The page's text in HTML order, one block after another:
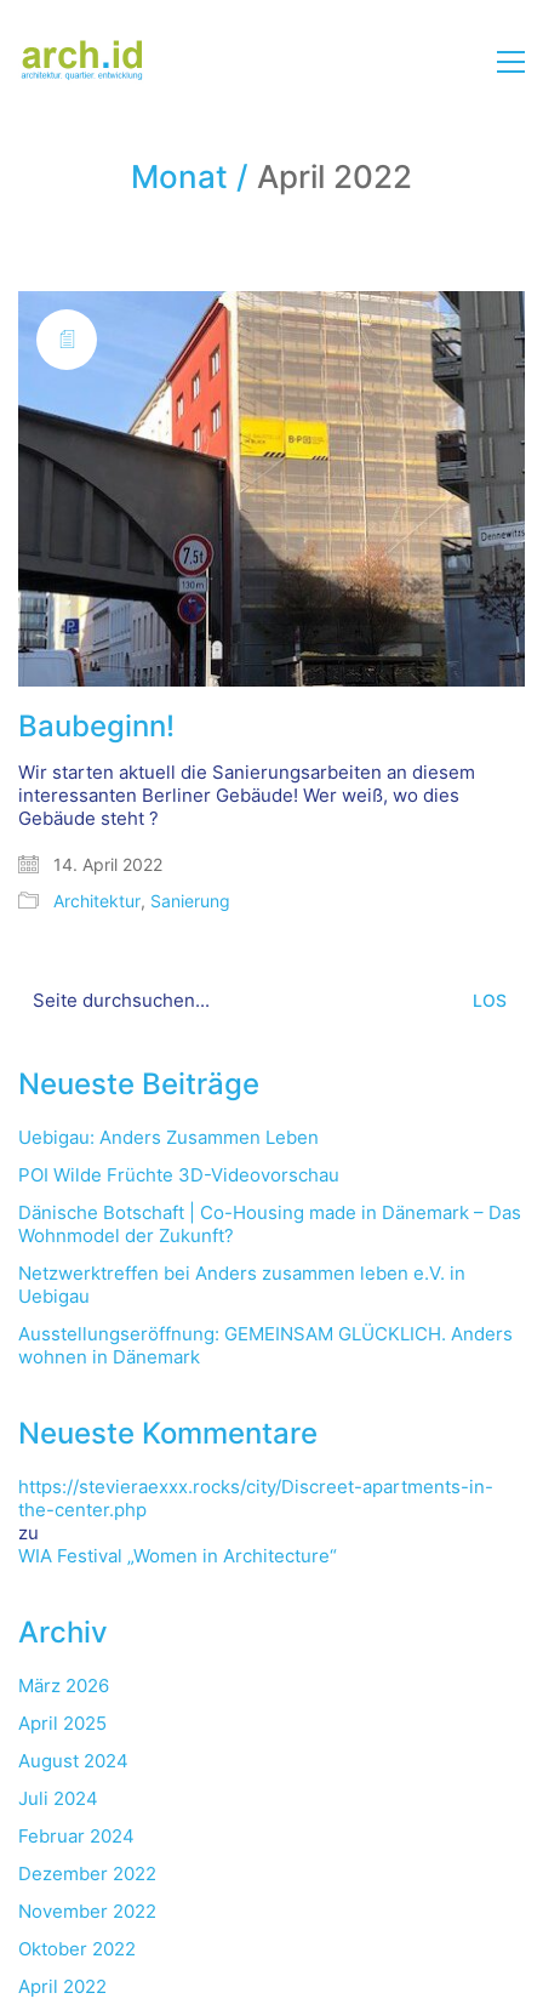
Monat / April 2022
Baubeginn!
Wir starten aktuell die Sanierungsarbeiten an diesem
interessanten Berliner Gebäude! Wer weiß, wo dies
Gebäude steht ?
14. April 2022
Architektur, Sanierung
for:
Neueste Beiträge
Uebigau: Anders Zusammen Leben
POI Wilde Früchte 3D-Videovorschau
Dänische Botschaft | Co-Housing made in Dänemark – Das
Wohnmodel der Zukunft?
Netzwerktreffen bei Anders zusammen leben e.V. in
Uebigau
Ausstellungseröffnung: GEMEINSAM GLÜCKLICH. Anders
wohnen in Dänemark
Neueste Kommentare
https://stevieraexxx.rocks/city/Discreet-apartments-in-
the-center.php
zu
WIA Festival „Women in Architecture“
Archiv
März 2026
April 2025
August 2024
Juli 2024
Februar 2024
Dezember 2022
November 2022
Oktober 2022
April 2022